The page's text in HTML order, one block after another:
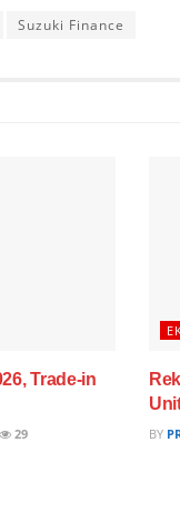
Suzuki Finance
Trade-in
29 BY